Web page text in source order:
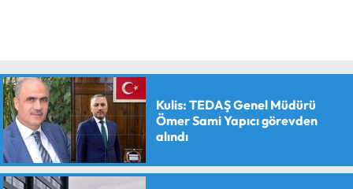
Kulis: TEDAŞ Genel Müdürü
Ömer Sami Yapıcı görevden
alındı